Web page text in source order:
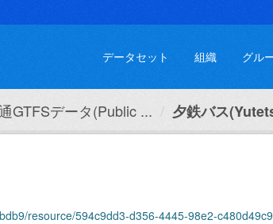
データセット 組織 グル
GTFSデータ(Public ... 夕鉄バス
resource/594c9dd3-d356-4445-98e2-